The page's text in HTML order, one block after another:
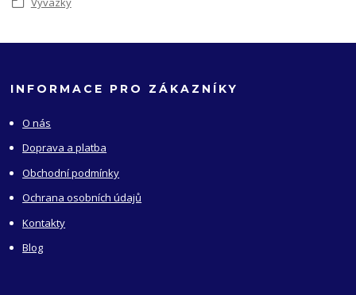
INFORMACE PRO ZÁKAZNÍKY
O nás
Doprava a platba
Obchodní podmínky
Ochrana osobních údajů
Kontakty
Blog